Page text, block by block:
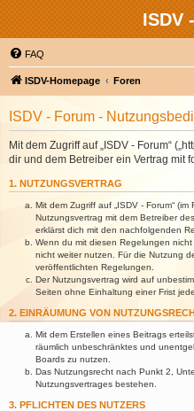
ISDV
FAQ
ISDV-Homepage Foren
ISDV - Forum -
Mit dem Zugriff auf „ISDV - Forum“
dir und dem Betreiber ein Vertrag mit
1. NUTZUNGSVERTRAG
Mit dem Zugriff auf „ISDV - Forum“
Nutzungsvertrag mit dem Betreiber
erklärst dich mit den nachfolgenden
Wenn du mit diesen Regelungen
nicht weiter nutzen. Für die Nutzung
veröffentlichten Regelungen.
Der Nutzungsvertrag wird auf
Seiten ohne Einhaltung einer Frist
2. EINRÄUMUNG VON
Mit dem Erstellen eines Beitrags
räumlich unbeschränktes und
Boards zu nutzen.
Das Nutzungsrecht nach Punkt 2,
Nutzungsvertrages bestehen.
3. PFLICHTEN DES NUTZERS